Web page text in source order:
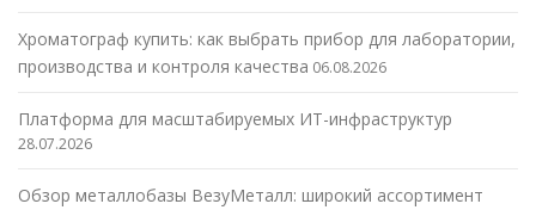
Хроматограф купить: как выбрать прибор для лаборатории,
производства и контроля качества 06.08.2026
Платформа для масштабируемых ИТ-инфраструктур
28.07.2026
Обзор металлобазы ВезуМеталл: широкий ассортимент